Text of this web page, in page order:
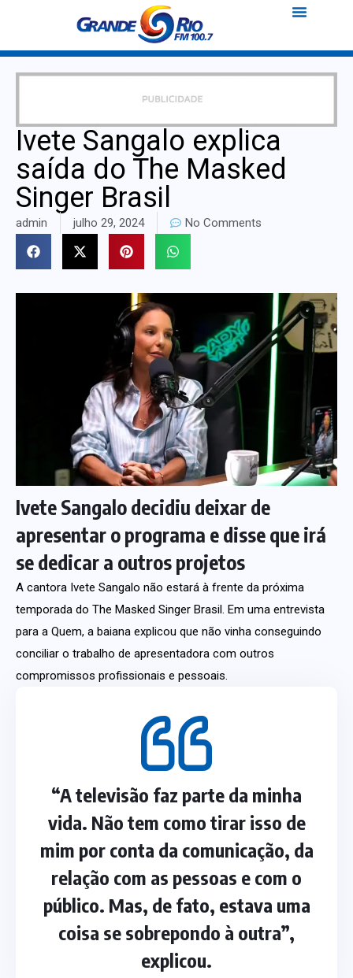
Ivete Sangalo explica
saída do The Masked
Singer Brasil
admin julho 29, 2024 No Comments
Ivete Sangalo decidiu deixar de
apresentar o programa e disse que irá
se dedicar a outros projetos
A cantora Ivete Sangalo não estará à frente da próxima
temporada do The Masked Singer Brasil. Em uma entrevista
para a Quem, a baiana explicou que não vinha conseguindo
conciliar o trabalho de apresentadora com outros
compromissos profissionais e pessoais.
“A televisão faz parte da minha
vida. Não tem como tirar isso de
mim por conta da comunicação, da
relação com as pessoas e com o
público. Mas, de fato, estava uma
coisa se sobrepondo à outra”,
explicou.